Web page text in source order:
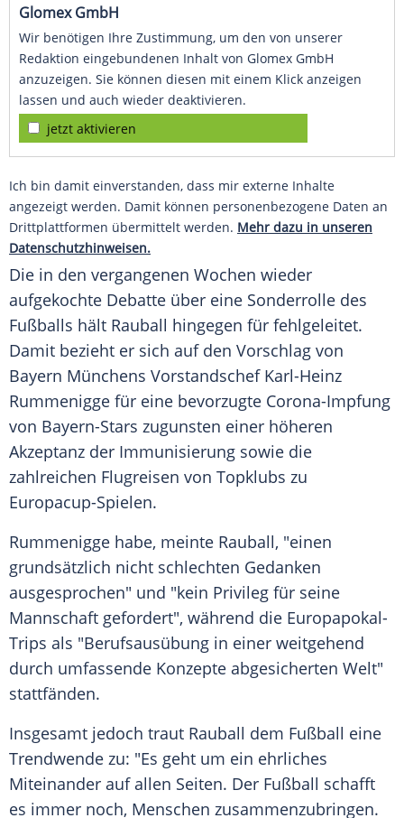
Glomex GmbH
Wir benötigen Ihre Zustimmung, um den von unserer
Redaktion eingebundenen Inhalt von Glomex GmbH
anzuzeigen. Sie können diesen mit einem Klick anzeigen
lassen und auch wieder deaktivieren.
jetzt aktivieren
Ich bin damit einverstanden, dass mir externe Inhalte
angezeigt werden. Damit können personenbezogene Daten an
Drittplattformen übermittelt werden. Mehr dazu in unseren
Datenschutzhinweisen.
Die in den vergangenen Wochen wieder
aufgekochte Debatte über eine Sonderrolle des
Fußballs hält Rauball hingegen für fehlgeleitet.
Damit bezieht er sich auf den Vorschlag von
Bayern Münchens Vorstandschef Karl-Heinz
Rummenigge für eine bevorzugte Corona-Impfung
von Bayern-Stars zugunsten einer höheren
Akzeptanz der Immunisierung sowie die
zahlreichen Flugreisen von Topklubs zu
Europacup-Spielen.
Rummenigge habe, meinte Rauball, "einen
grundsätzlich nicht schlechten Gedanken
ausgesprochen" und "kein Privileg für seine
Mannschaft gefordert", während die Europapokal-
Trips als "Berufsausübung in einer weitgehend
durch umfassende Konzepte abgesicherten Welt"
stattfänden.
Insgesamt jedoch traut Rauball dem Fußball eine
Trendwende zu: "Es geht um ein ehrliches
Miteinander auf allen Seiten. Der Fußball schafft
es immer noch, Menschen zusammenzubringen.